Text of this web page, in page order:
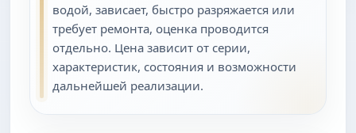
водой, зависает, быстро разряжается или
требует ремонта, оценка проводится
отдельно. Цена зависит от серии,
характеристик, состояния и возможности
дальнейшей реализации.